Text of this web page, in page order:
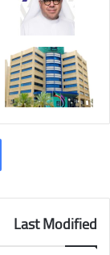
Last Modified